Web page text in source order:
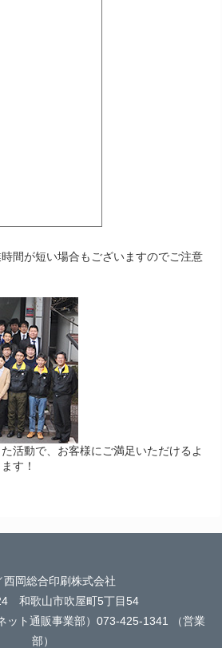
間が短い場合もございますのでご注意
活動で、お客様にご満足いただけるよ
す！
西岡総合印刷株式会社
和歌山市吹屋町5丁目54
ット通販事業部）073-425-1341 （営業
部）